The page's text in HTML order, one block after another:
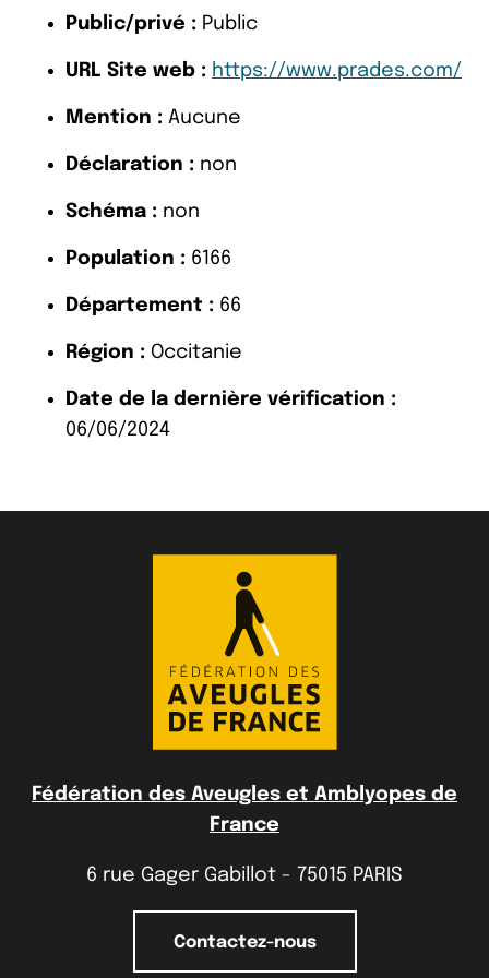
Public/privé : Public
URL Site web : https://www.prades.com/
Mention : Aucune
Déclaration : non
Schéma : non
Population : 6166
Département : 66
Région : Occitanie
Date de la dernière vérification :
06/06/2024
Fédération des Aveugles et Amblyopes de
France
6 rue Gager Gabillot - 75015 PARIS
Contactez-nous